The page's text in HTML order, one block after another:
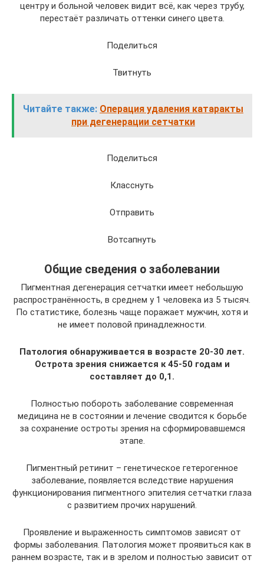
центру и больной человек видит всё, как через трубу,
перестаёт различать оттенки синего цвета.
Поделиться
Твитнуть
Читайте также: Операция удаления катаракты
при дегенерации сетчатки
Поделиться
Класснуть
Отправить
Вотсапнуть
Общие сведения о заболевании
Пигментная дегенерация сетчатки имеет небольшую
распространённость, в среднем у 1 человека из 5 тысяч.
По статистике, болезнь чаще поражает мужчин, хотя и
не имеет половой принадлежности.
Патология обнаруживается в возрасте 20-30 лет.
Острота зрения снижается к 45-50 годам и
составляет до 0,1.
Полностью побороть заболевание современная
медицина не в состоянии и лечение сводится к борьбе
за сохранение остроты зрения на сформировавшемся
этапе.
Пигментный ретинит – генетическое гетерогенное
заболевание, появляется вследствие нарушения
функционирования пигментного эпителия сетчатки глаза
с развитием прочих нарушений.
Проявление и выраженность симптомов зависят от
формы заболевания. Патология может проявиться как в
раннем возрасте, так и в зрелом и полностью зависит от